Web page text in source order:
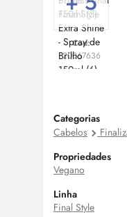
Cod:
20067636
Categorias
Cabelos
Propriedades
Vegano
Linha
Final Style